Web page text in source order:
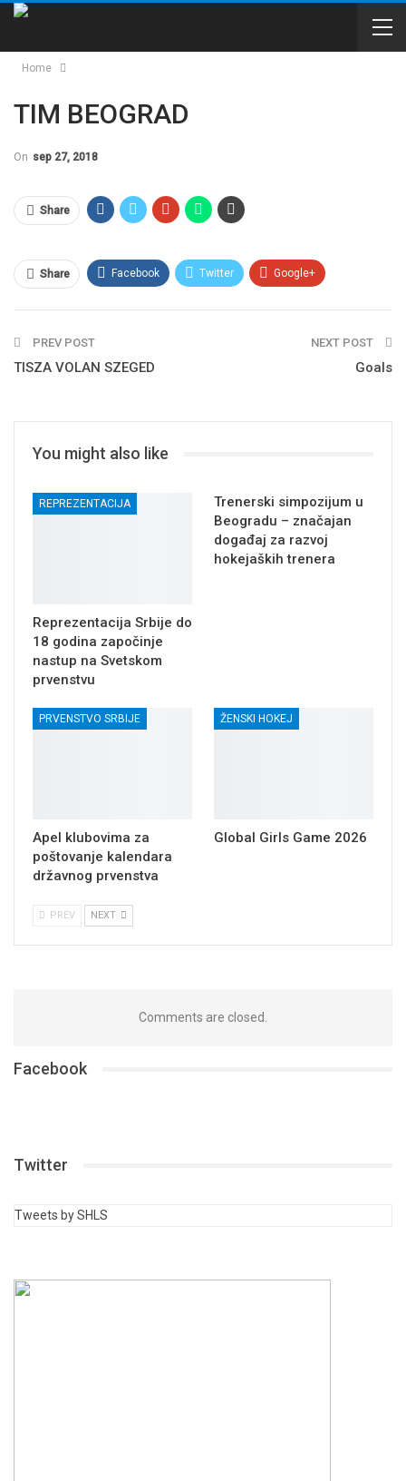
Home
TIM BEOGRAD
On sep 27, 2018
Share
Share Facebook Twitter Google+
PREV POST
TISZA VOLAN SZEGED
NEXT POST
Goals
You might also like
REPREZENTACIJA
Reprezentacija Srbije do
18 godina započinje
nastup na Svetskom
prvenstvu
Trenerski simpozijum u
Beogradu – značajan
događaj za razvoj
hokejaških trenera
PRVENSTVO SRBIJE
Apel klubovima za
poštovanje kalendara
državnog prvenstva
ŽENSKI HOKEJ
Global Girls Game 2026
PREV NEXT
Comments are closed.
Facebook
Twitter
Tweets by SHLS